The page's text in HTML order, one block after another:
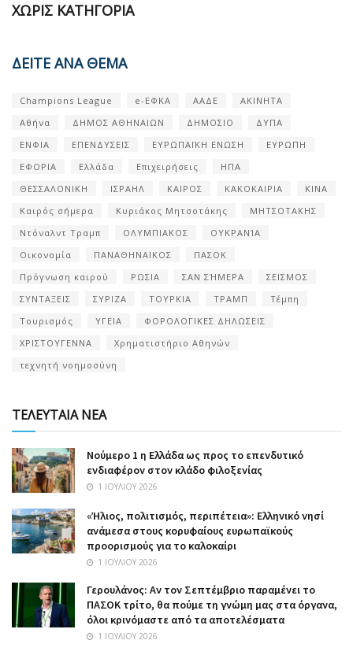
ΧΩΡΊΣ ΚΑΤΗΓΟΡΊΑ
ΔΕΙΤΕ ΑΝΑ ΘΕΜΑ
Champions League e-ΕΦΚΑ ΑΑΔΕ
ΑΚΙΝΗΤΑ
Αθήνα
ΔΗΜΟΣ ΑΘΗΝΑΙΩΝ ΔΗΜΟΣΙΟ
ΔΥΠΑ
ΕΝΦΙΑ
ΕΠΕΝΔΥΣΕΙΣ ΕΥΡΩΠΑΪΚΗ ΕΝΩΣΗ
ΕΥΡΩΠΗ
ΕΦΟΡΙΑ
Ελλάδα Επιχειρήσεις
ΗΠΑ
ΘΕΣΣΑΛΟΝΙΚΗ
ΙΣΡΑΗΛ ΚΑΙΡΟΣ ΚΑΚΟΚΑΙΡΙΑ
ΚΙΝΑ
Καιρός σήμερα
Κυριάκος Μητσοτάκης
ΜΗΤΣΟΤΑΚΗΣ
Ντόναλντ Τραμπ
ΟΛΥΜΠΙΑΚΟΣ
ΟΥΚΡΑΝΊΑ
Οικονομία
ΠΑΝΑΘΗΝΑΙΚΟΣ
ΠΑΣΟΚ
Πρόγνωση καιρού
ΡΩΣΙΑ ΣΑΝ ΣΉΜΕΡΑ
ΣΕΙΣΜΟΣ
ΣΥΝΤΑΞΕΙΣ
ΣΥΡΙΖΑ ΤΟΥΡΚΙΑ ΤΡΑΜΠ
Τέμπη
Τουρισμός
ΥΓΕΙΑ
ΦΟΡΟΛΟΓΙΚΕΣ ΔΗΛΩΣΕΙΣ
ΧΡΙΣΤΟΥΓΕΝΝΑ
Χρηματιστήριο Αθηνών
τεχνητή νοημοσύνη
ΤΕΛΕΥΤΑΙΑ ΝΕΑ
Nούμερο 1 η Ελλάδα ως προς το επενδυτικό
ενδιαφέρον στον κλάδο φιλοξενίας
1 ΙΟΥΛΊΟΥ 2026
«Ήλιος, πολιτισμός, περιπέτεια»: Ελληνικό νησί
ανάμεσα στους κορυφαίους ευρωπαϊκούς
προορισμούς για το καλοκαίρι
1 ΙΟΥΛΊΟΥ 2026
Γερουλάνος: Αν τον Σεπτέμβριο παραμένει το
ΠΑΣΟΚ τρίτο, θα πούμε τη γνώμη μας στα όργανα,
όλοι κρινόμαστε από τα αποτελέσματα
1 ΙΟΥΛΊΟΥ 2026